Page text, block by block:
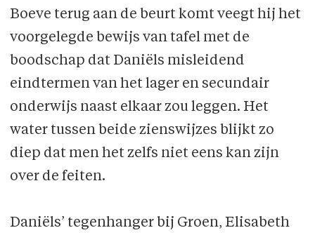
Boeve terug aan de beurt komt veegt hij het
voorgelegde bewijs van tafel met de
boodschap dat Daniëls misleidend
eindtermen van het lager en secundair
onderwijs naast elkaar zou leggen. Het
water tussen beide zienswijzes blijkt zo
diep dat men het zelfs niet eens kan zijn
over de feiten.
Daniëls’ tegenhanger bij Groen, Elisabeth